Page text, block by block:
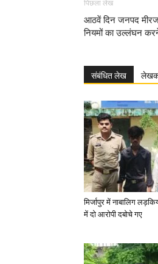
पिछला लेख
आठवें दिन जनपद
नियमों का उल्लंघन करने
संबंधित लेख
मिर्जापुर में नाबालिग
में दो आरोपी दबोचे गए